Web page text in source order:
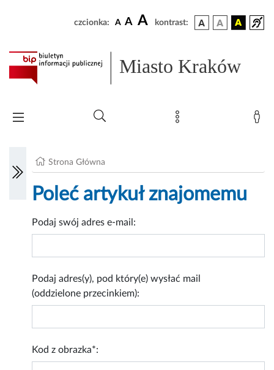
czcionka: A A A kontrast:
Miasto Kraków
Strona Główna
Poleć artykuł znajomemu
Podaj swój adres e-mail:
Podaj adres(y), pod który(e) wysłać mail
(oddzielone przecinkiem):
Kod z obrazka*: